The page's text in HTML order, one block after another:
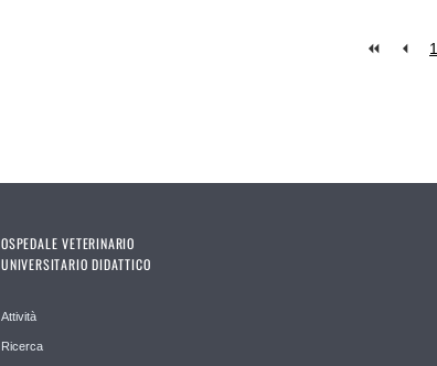
1
OSPEDALE VETERINARIO
UNIVERSITARIO DIDATTICO
Attività
Ricerca